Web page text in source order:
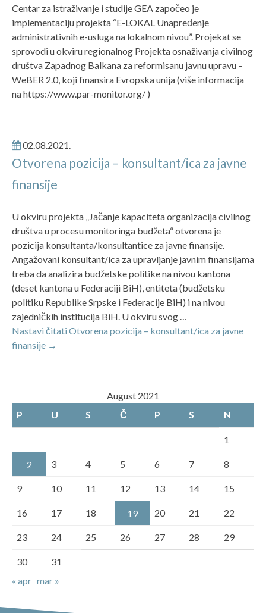
Centar za istraživanje i studije GEA započeo je
implementaciju projekta “E-LOKAL Unapređenje
administrativnih e-usluga na lokalnom nivou”. Projekat se
sprovodi u okviru regionalnog Projekta osnaživanja civilnog
društva Zapadnog Balkana za reformisanu javnu upravu –
WeBER 2.0, koji finansira Evropska unija (više informacija
na https://www.par-monitor.org/ )
02.08.2021.
Otvorena pozicija – konsultant/ica za javne
finansije
U okviru projekta „Jačanje kapaciteta organizacija civilnog
društva u procesu monitoringa budžeta“ otvorena je
pozicija konsultanta/konsultantice za javne finansije.
Angažovani konsultant/ica za upravljanje javnim finansijama
treba da analizira budžetske politike na nivou kantona
(deset kantona u Federaciji BiH), entiteta (budžetsku
politiku Republike Srpske i Federacije BiH) i na nivou
zajedničkih institucija BiH. U okviru svog …
Nastavi čitati Otvorena pozicija – konsultant/ica za javne
finansije →
August 2021
P
U S Č P S N
1
2 3 4 5 6 7 8
9 10 11 12 13 14 15
16 17 18 19 20 21 22
23 24 25 26 27 28 29
30
31
« apr mar »